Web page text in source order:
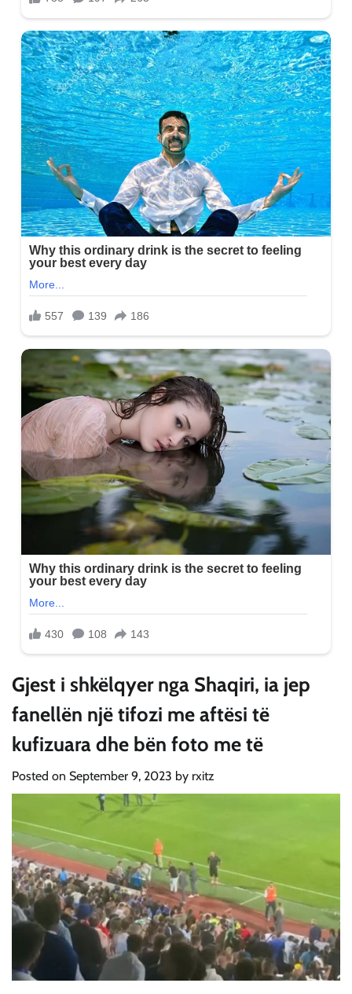
Gjest i shkëlqyer nga Shaqiri, ia jep
fanellën një tifozi me aftësi të
kufizuara dhe bën foto me të
Posted on September 9, 2023 by rxitz